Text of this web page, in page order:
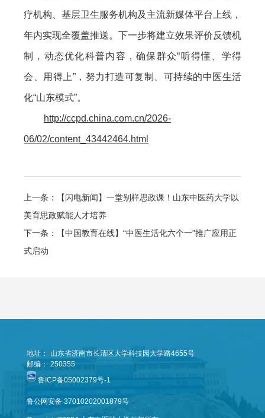
疗机构、基层卫生服务机构及主流新媒体平台上线，
年内实现全覆盖推送。下一步将建立效果评价反馈机
制，动态优化科普内容，确保群众“听得懂、学得
会、用得上”，努力打造可复制、可持续的中医生活
化“山东模式”。
http://ccpd.china.com.cn/2026-
06/02/content_43442464.html
上一条：【闪电新闻】一堂别样思政课！山东中医药大学以
美育思政赋能人才培养
下一条：【中国教育在线】“中医生活化六个一”推广应用正
式启动
地址：
山东省济南市长清区大学科技园大学路4655号
邮编：
250355
鲁ICP备05002379号-1
鲁公网安备 37010202001879号